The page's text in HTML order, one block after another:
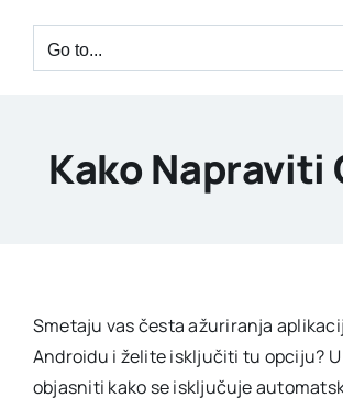
Go to...
Kako Napraviti
Smetaju vas česta ažuriranja
Androidu i želite isključiti tu opciju?
objasniti kako se isključuje